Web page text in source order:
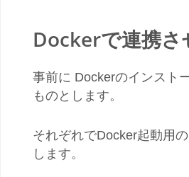
Dockerで連携さ
事前に Dockerのインスト
ものとします。
それぞれでDocker起動用
します。